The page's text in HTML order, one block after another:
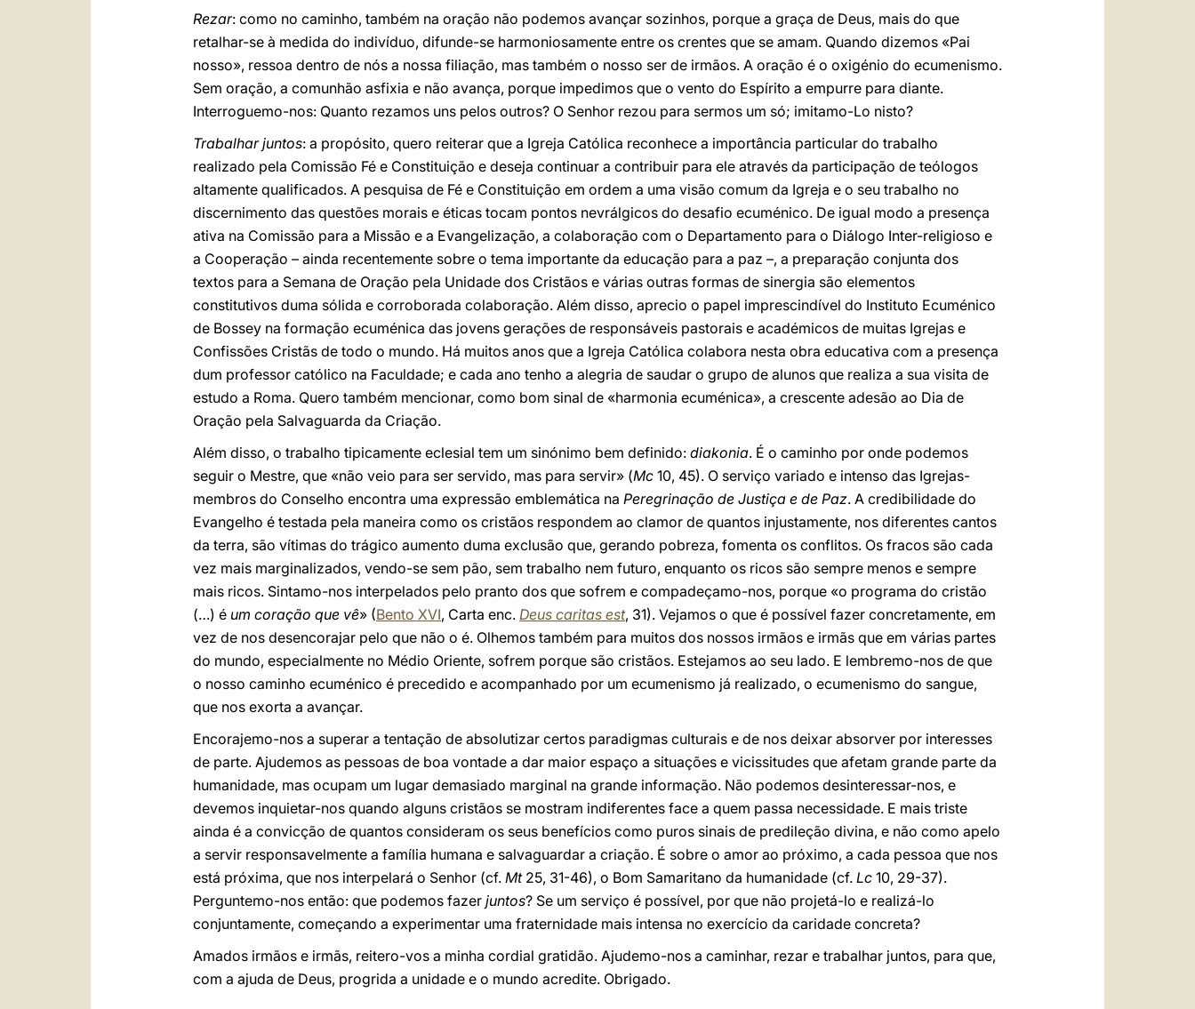
Rezar: como no caminho, também na oração não podemos avançar sozinhos, porque a graça de Deus, mais do que
retalhar-se à medida do indivíduo, difunde-se harmoniosamente entre os crentes que se amam. Quando dizemos «Pai
nosso», ressoa dentro de nós a nossa filiação, mas também o nosso ser de irmãos. A oração é o oxigénio do ecumenismo.
Sem oração, a comunhão asfixia e não avança, porque impedimos que o vento do Espírito a empurre para diante.
Interroguemo-nos: Quanto rezamos uns pelos outros? O Senhor rezou para sermos um só; imitamo-Lo nisto?
Trabalhar juntos: a propósito, quero reiterar que a Igreja Católica reconhece a importância particular do trabalho
realizado pela Comissão Fé e Constituição e deseja continuar a contribuir para ele através da participação de teólogos
altamente qualificados. A pesquisa de Fé e Constituição em ordem a uma visão comum da Igreja e o seu trabalho no
discernimento das questões morais e éticas tocam pontos nevrálgicos do desafio ecuménico. De igual modo a presença
ativa na Comissão para a Missão e a Evangelização, a colaboração com o Departamento para o Diálogo Inter-religioso e
a Cooperação – ainda recentemente sobre o tema importante da educação para a paz –, a preparação conjunta dos
textos para a Semana de Oração pela Unidade dos Cristãos e várias outras formas de sinergia são elementos
constitutivos duma sólida e corroborada colaboração. Além disso, aprecio o papel imprescindível do Instituto Ecuménico
de Bossey na formação ecuménica das jovens gerações de responsáveis pastorais e académicos de muitas Igrejas e
Confissões Cristãs de todo o mundo. Há muitos anos que a Igreja Católica colabora nesta obra educativa com a presença
dum professor católico na Faculdade; e cada ano tenho a alegria de saudar o grupo de alunos que realiza a sua visita de
estudo a Roma. Quero também mencionar, como bom sinal de «harmonia ecuménica», a crescente adesão ao Dia de
Oração pela Salvaguarda da Criação.
Além disso, o trabalho tipicamente eclesial tem um sinónimo bem definido: diakonia. É o caminho por onde podemos
seguir o Mestre, que «não veio para ser servido, mas para servir» (Mc 10, 45). O serviço variado e intenso das Igrejas-
membros do Conselho encontra uma expressão emblemática na Peregrinação de Justiça e de Paz. A credibilidade do
Evangelho é testada pela maneira como os cristãos respondem ao clamor de quantos injustamente, nos diferentes cantos
da terra, são vítimas do trágico aumento duma exclusão que, gerando pobreza, fomenta os conflitos. Os fracos são cada
vez mais marginalizados, vendo-se sem pão, sem trabalho nem futuro, enquanto os ricos são sempre menos e sempre
mais ricos. Sintamo-nos interpelados pelo pranto dos que sofrem e compadeçamo-nos, porque «o programa do cristão
(…) é um coração que vê» (Bento XVI, Carta enc. Deus caritas est, 31). Vejamos o que é possível fazer concretamente, em
vez de nos desencorajar pelo que não o é. Olhemos também para muitos dos nossos irmãos e irmãs que em várias partes
do mundo, especialmente no Médio Oriente, sofrem porque são cristãos. Estejamos ao seu lado. E lembremo-nos de que
o nosso caminho ecuménico é precedido e acompanhado por um ecumenismo já realizado, o ecumenismo do sangue,
que nos exorta a avançar.
Encorajemo-nos a superar a tentação de absolutizar certos paradigmas culturais e de nos deixar absorver por interesses
de parte. Ajudemos as pessoas de boa vontade a dar maior espaço a situações e vicissitudes que afetam grande parte da
humanidade, mas ocupam um lugar demasiado marginal na grande informação. Não podemos desinteressar-nos, e
devemos inquietar-nos quando alguns cristãos se mostram indiferentes face a quem passa necessidade. E mais triste
ainda é a convicção de quantos consideram os seus benefícios como puros sinais de predileção divina, e não como apelo
a servir responsavelmente a família humana e salvaguardar a criação. É sobre o amor ao próximo, a cada pessoa que nos
está próxima, que nos interpelará o Senhor (cf. Mt25, 31-46), o Bom Samaritano da humanidade (cf. Lc 10, 29-37).
Perguntemo-nos então: que podemos fazer juntos? Se um serviço é possível, por que não projetá-lo e realizá-lo
conjuntamente, começando a experimentar uma fraternidade mais intensa no exercício da caridade concreta?
Amados irmãos e irmãs, reitero-vos a minha cordial gratidão. Ajudemo-nos a caminhar, rezar e trabalhar juntos, para que,
com a ajuda de Deus, progrida a unidade e o mundo acredite. Obrigado.